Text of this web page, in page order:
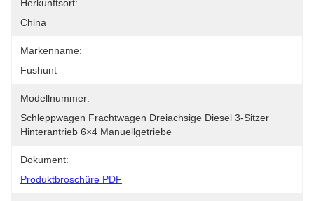
Herkunftsort:
China
Markenname:
Fushunt
Modellnummer:
Schleppwagen Frachtwagen Dreiachsige Diesel 3-Sitzer
Hinterantrieb 6×4 Manuellgetriebe
Dokument:
Produktbroschüre PDF